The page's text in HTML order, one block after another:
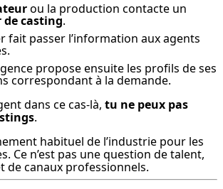
ou la production contacte un
casting.
fait passer l’information aux agents
propose ensuite les profils de ses
correspondant à la demande.
dans ce cas-là, tu ne peux pas
.
habituel de l’industrie pour les
Ce n’est pas une question de talent,
de canaux professionnels.